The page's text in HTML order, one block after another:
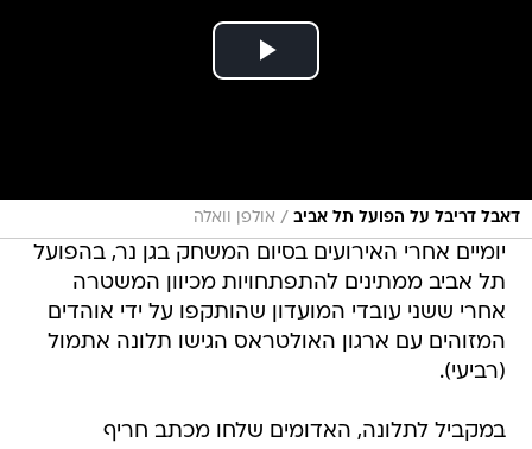
דאבל דריבל על הפועל תל אביב / אולפן וואלה
יומיים אחרי האירועים בסיום המשחק בגן נר, בהפועל
תל אביב ממתינים להתפתחויות מכיוון המשטרה
אחרי ששני עובדי המועדון שהותקפו על ידי אוהדים
המזוהים עם ארגון האולטראס הגישו תלונה אתמול
(רביעי).
במקביל לתלונה, האדומים שלחו מכתב חריף